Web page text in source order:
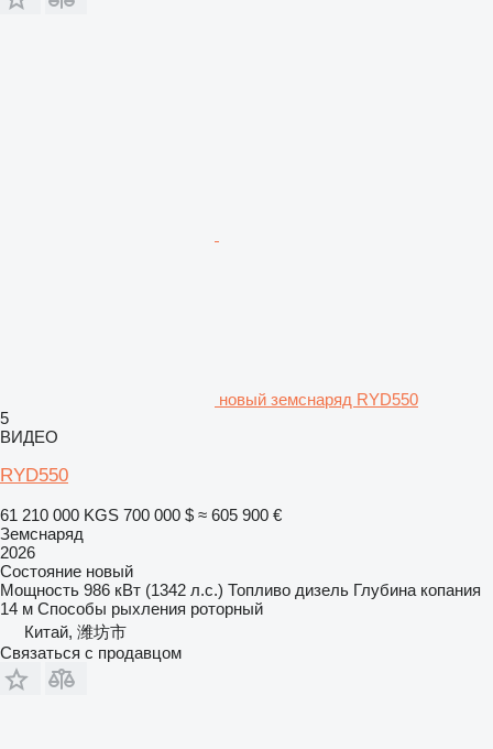
новый земснаряд RYD550
5
ВИДЕО
RYD550
61 210 000 KGS 700 000 $ ≈ 605 900 €
Земснаряд
2026
Состояние новый
Мощность 986 кВт (1342 л.с.) Топливо дизель Глубина копания
14 м Способы рыхления роторный
Китай, 潍坊市
Связаться с продавцом